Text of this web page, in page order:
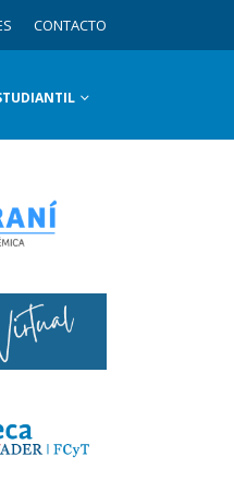
CONTACTO